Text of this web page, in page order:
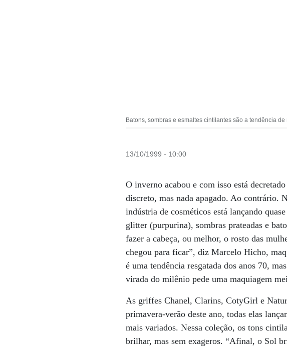
Batons, sombras e esmaltes cintilantes são a tendência
13/10/1999 - 10:00
O inverno acabou e com isso está
discreto, mas nada apagado. Ao contrário.
indústria de cosméticos está lançando
glitter (purpurina), sombras prateadas e
fazer a cabeça, ou melhor, o rosto das
chegou para ficar”, diz Marcelo Hicho,
é uma tendência resgatada dos anos 70,
virada do milênio pede uma maquiagem
As griffes Chanel, Clarins, CotyGirl e
primavera-verão deste ano, todas elas
mais variados. Nessa coleção, os tons
brilhar, mas sem exageros. “Afinal, o Sol